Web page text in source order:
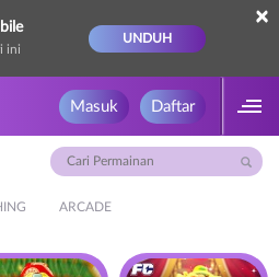
ini
UNDUH
×
Masuk Daftar
ARCADE